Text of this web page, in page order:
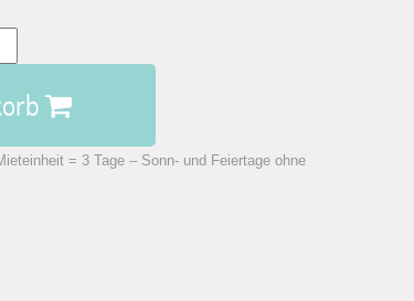
= 3 Tage – Sonn- und Feiertage ohne